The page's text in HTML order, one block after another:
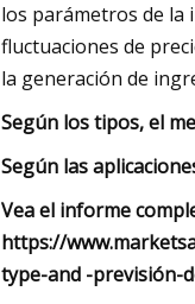
los parámetros de la
fluctuaciones de
la generación de
Según los tipos, el
Según las
Vea el informe
https://
type-and -previsión-